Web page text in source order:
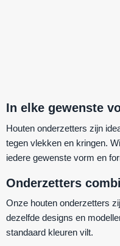
In elke gewenste
Houten onderzetters zijn
tegen vlekken en kringen.
iedere gewenste vorm en
Onderzetters
Onze houten onderzetters
dezelfde designs en
standaard kleuren vilt.